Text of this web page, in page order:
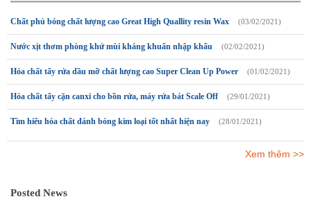
Chất phủ bóng chất lượng cao Great High Quallity resin Wax (03/02/2021)
Nước xịt thơm phòng khử mùi kháng khuẩn nhập khẩu (02/02/2021)
Hóa chất tẩy rửa dầu mỡ chất lượng cao Super Clean Up Power (01/02/2021)
Hóa chất tẩy cặn canxi cho bồn rửa, máy rửa bát Scale Off (29/01/2021)
Tìm hiểu hóa chất đánh bóng kim loại tốt nhất hiện nay (28/01/2021)
Xem thêm >>
Posted News